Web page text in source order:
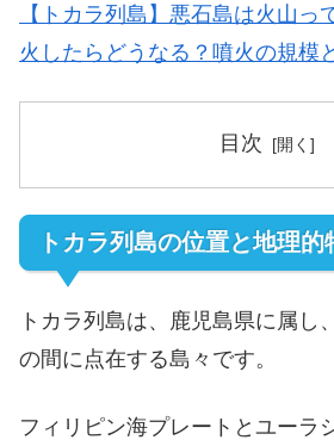
【トカラ列島】悪石島は火山っ
火したらどうなる？噴火の規模
目次
トカラ列島の位置と地理的
トカラ列島は、鹿児島県に属し
の間に点在する島々です。
フィリピン海プレートとユーラ